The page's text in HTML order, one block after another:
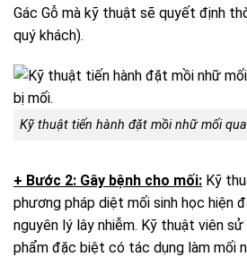
Gác Gỗ mà kỹ thuật sẽ quyết định
quý khách).
Kỹ thuật tiến hành đặt mồi nhữ mối
+ Bước 2: Gây bệnh cho mối: Kỹ
phương pháp diệt mối sinh học hiện
nguyên lý lây nhiễm. Kỹ thuật viên
phẩm đặc biệt có tác dụng làm mối